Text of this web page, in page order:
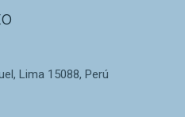
Lima 15088, Perú